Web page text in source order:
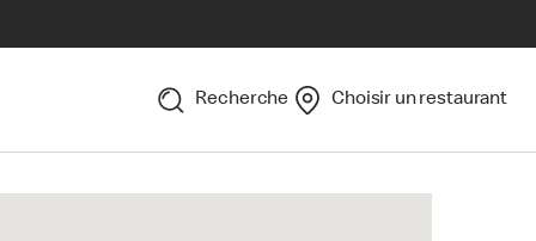
Recherche Choisir un restaurant